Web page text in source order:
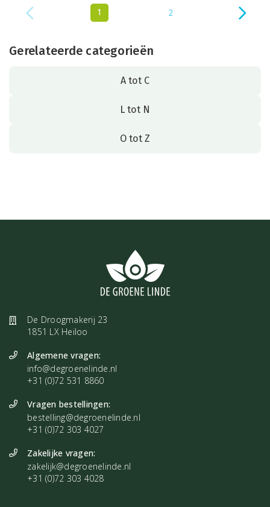
1 2
Gerelateerde categorieën
A tot C
L tot N
O tot Z
De Droogmakerij 23
1851 LX Heiloo
Algemene vragen:
info@degroenelinde.nl
+31 (0)72 531 8860
Vragen bestellingen:
bestelling@degroenelinde.nl
+31 (0)72 303 4027
Zakelijke vragen:
zakelijk@degroenelinde.nl
+31 (0)72 303 4028